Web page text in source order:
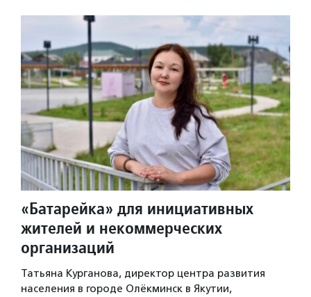
«Батарейка» для инициативных
жителей и некоммерческих
организаций
Татьяна Курганова, директор центра развития
населения в городе Олёкминск в Якутии,